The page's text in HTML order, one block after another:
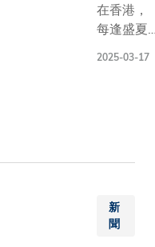
成為她與
科大師生
便加入科
的媚姐，
見證了大
在香港，
每逢盛夏
況，場面
觸目驚
心。而過
2025-03-17
新
聞